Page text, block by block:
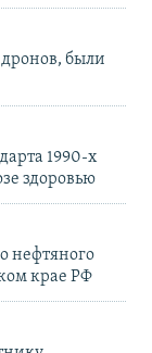
были
1990-х
здоровью
нефтяного
крае РФ